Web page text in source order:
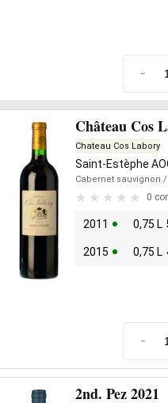
-
Château Cos
Chateau Cos Labory
Saint-Estèphe
Cabernet sauvignon
0
2011 0,75 L
2015 0,75 L
-
2nd. Pez 2021